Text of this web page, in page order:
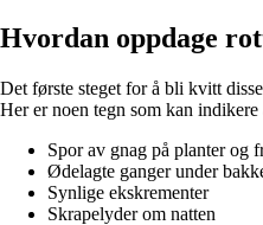
Hvordan oppdage
Det første steget for å bli kvitt
Her er noen tegn som kan
Spor av gnag på planter og
Ødelagte ganger under
Synlige ekskrementer
Skrapelyder om natten